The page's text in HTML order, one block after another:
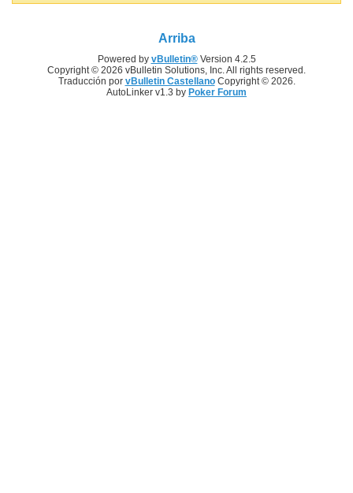
Arriba
Powered by vBulletin®Version 4.2.5
Copyright © 2026 vBulletin Solutions, Inc. All rights reserved.
Traducción por vBulletin CastellanoCopyright © 2026.
AutoLinker v1.3 by Poker Forum